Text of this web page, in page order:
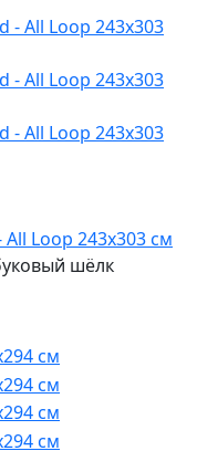
Loop 243x303 см
шёлк